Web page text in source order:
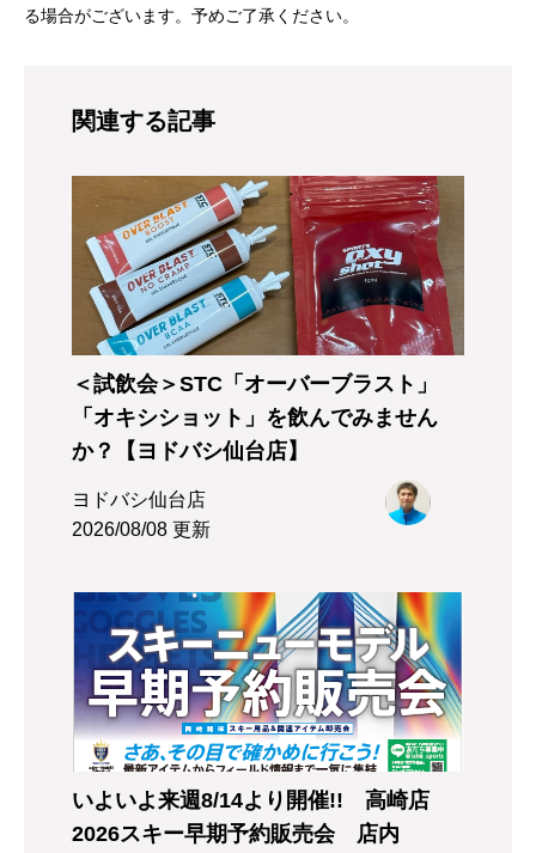
る場合がございます。予めご了承ください。
関連する記事
＜試飲会＞STC「オーバーブラスト」
「オキシショット」を飲んでみません
か？【ヨドバシ仙台店】
ヨドバシ仙台店
2026/08/08 更新
いよいよ来週8/14より開催!! 高崎店
2026スキー早期予約販売会 店内